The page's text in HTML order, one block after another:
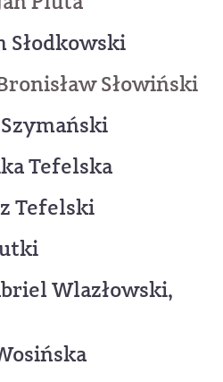
Słodkowski
Słowiński
Tefelska
Tefelski
Wlazłowski,